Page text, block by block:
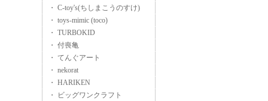
・ C-toy's(ちしまこうのすけ)
・ toys-mimic (toco)
・ TURBOKID
・ 付喪亀
・ てんぐアート
・ nekorat
・ HARIKEN
・ ビッグワンクラフト